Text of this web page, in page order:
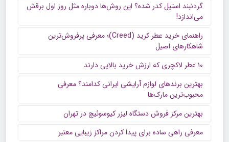
گردنبند استیل کدر شده؟ این روش‌ها دوباره مثل روز اول برقش
می‌اندازد!
راهنمای خرید عطر کرید (Creed)؛ معرفی پرفروش‌ترین
شاهکارهای اصیل
۱۰ عطر لاکچری که ارزش خرید بالایی دارند
بهترین برندهای لوازم آرایشی ایرانی کدامند؟ معرفی
محبوب‌ترین مارک‌ها
بهترین مرکز فروش دستگاه لیزر کیوسوئیچ در تهران
معرفی راهی ساده برای پیدا کردن مراکز زیبایی معتبر